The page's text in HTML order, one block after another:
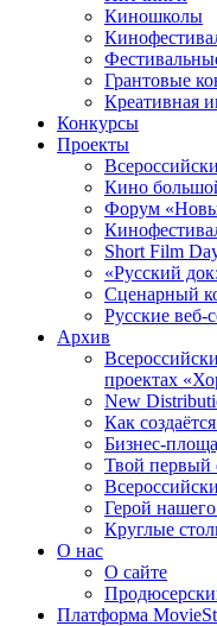
Киношколы
Грантовые
Креативная
Конкурсы
Проекты
Кино
Форум
Short Film
«Русский
Сценарный
Русские веб-
Архив
проектах
New
Как
Бизнес-
Твой первый
Герой
Круглые
О нас
О сайте
Платформа